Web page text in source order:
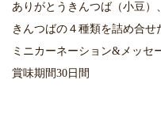
ありがとうきんつば（小豆
きんつばの４種類を詰め合せ
ミニカーネーション&メッ
賞味期間30日間